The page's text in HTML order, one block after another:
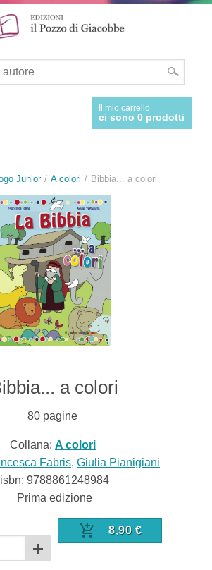
Il mio carrello
ci sono 0 prodotti
Junior A colori Bibbia... a colori
a colori
80 pagine
Collana: A colori
Fabris, Giulia Pianigiani
isbn: 9788861248984
Prima edizione
8,90 €